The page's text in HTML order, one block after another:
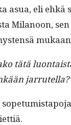
asua, eli ehkä
Milanoon,
tätä